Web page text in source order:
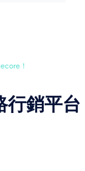
！
行銷平台